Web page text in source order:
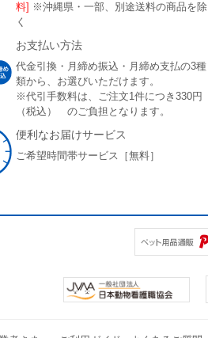
料] ※沖縄県・一部、別途送料の商品を除
く
お支払い方法
代金引換・月締め振込・月締め支払の3種
類から、お選びいただけます。
※代引手数料は、ご注文1件につき330円
（税込） のご負担となります。
便利なお届けサービス
ご希望時間帯サービス［無料］